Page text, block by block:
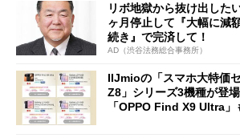
リボ地獄から抜け出した
ヶ月停止して『大幅に減
続き』で完済して！
AD（渋谷法務総合事務所）
IIJmioの「スマホ大特価
Z8」シリーズ3機種が
「OPPO Find X9 Ultra」